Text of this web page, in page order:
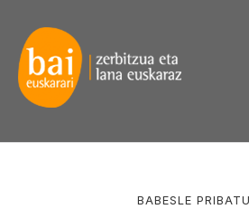
BABESLE